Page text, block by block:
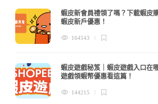
蝦皮新會員禮領了嗎？下載蝦皮
蝦皮新戶優惠！
164543
蝦皮遊戲秘笈｜蝦皮遊戲入口在
遊戲領蝦幣優惠看這篇！
144215